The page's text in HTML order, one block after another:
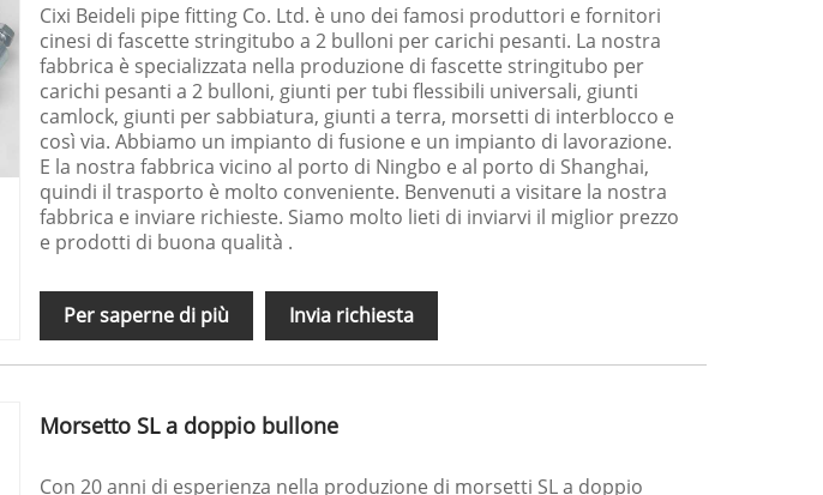
Cixi Beideli pipe fitting Co. Ltd. è uno dei famosi produttori e fornitori
cinesi di fascette stringitubo a 2 bulloni per carichi pesanti. La nostra
fabbrica è specializzata nella produzione di fascette stringitubo per
carichi pesanti a 2 bulloni, giunti per tubi flessibili universali, giunti
camlock, giunti per sabbiatura, giunti a terra, morsetti di interblocco e
così via. Abbiamo un impianto di fusione e un impianto di lavorazione.
E la nostra fabbrica vicino al porto di Ningbo e al porto di Shanghai,
quindi il trasporto è molto conveniente. Benvenuti a visitare la nostra
fabbrica e inviare richieste. Siamo molto lieti di inviarvi il miglior prezzo
e prodotti di buona qualità .
Per saperne di più Invia richiesta
Morsetto SL a doppio bullone
Con 20 anni di esperienza nella produzione di morsetti SL a doppio